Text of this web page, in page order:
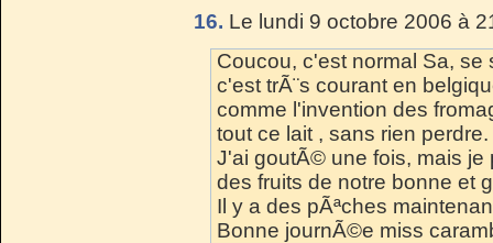
16. Le lundi 9 octobre 2006 à
Coucou, c'est normal Sa,
c'est trÃ¨s courant en
comme l'invention des
tout ce lait , sans rien perdre.
J'ai goutÃ© une fois, mais je
des fruits de notre bonne et
Il y a des pÃªches
Bonne journÃ©e miss